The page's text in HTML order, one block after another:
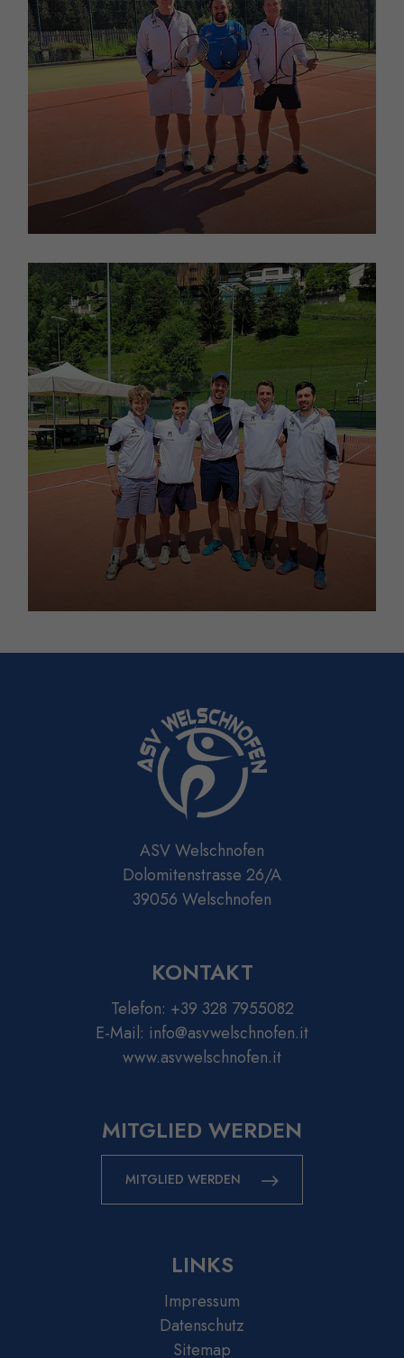
ASV Welschnofen
Dolomitenstrasse 26/A
39056 Welschnofen
KONTAKT
Telefon: +39 328 7955082
E-Mail: info@asvwelschnofen.it
www.asvwelschnofen.it
MITGLIED WERDEN
MITGLIED WERDEN
LINKS
Impressum
Datenschutz
Sitemap